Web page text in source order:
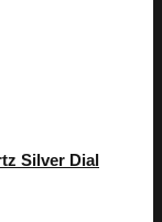
Silver Dial